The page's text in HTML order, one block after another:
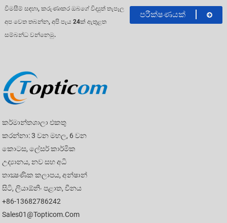
විමසීම් සඳහා, කරුණාකර ඔබගේ විද්‍යුත් තැපෑල
අප වෙත තබන්න, අපි පැය 24ක් ඇතුළත
සම්බන්ධ වන්නෙමු.
පරීක්ෂණයක්
කර්මාන්තශාලා එකතු
කරන්නා: 3 වන මහල, 6 වන
කොටස, ලේසර් කාර්මික
උද්‍යානය, නව සහ අධි
තාක්‍ෂණික කලාපය, අන්ෂාන්
සිටි, ලියාඕනිං පළාත, චීනය
+86-13682786242
Sales01@topticom.com